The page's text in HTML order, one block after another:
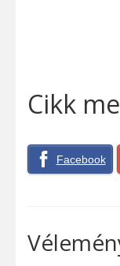
Cikk
Facebook